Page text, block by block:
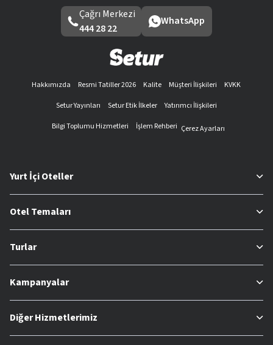
Çağrı Merkezi
444 28 22
WhatsApp
Hakkımızda Resmi Tatiller 2026 Kalite Müşteri İlişkileri
KVKK
Setur Yayınları
Setur Etik İlkeler
Yatırımcı İlişkileri
Bilgi Toplumu Hizmetleri
İşlem Rehberi Çerez Ayarları
Yurt İçi Oteller
Otel Temaları
Turlar
Kampanyalar
Diğer Hizmetlerimiz